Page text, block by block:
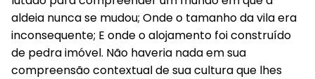
aldeia nunca se mudou; Onde o tamanho da vila era
inconsequente; E onde o alojamento foi construído
de pedra imóvel. Não haveria nada em sua
compreensão contextual de sua cultura que lhes